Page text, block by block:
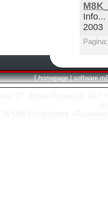
Info...
2003
[ homepage | software